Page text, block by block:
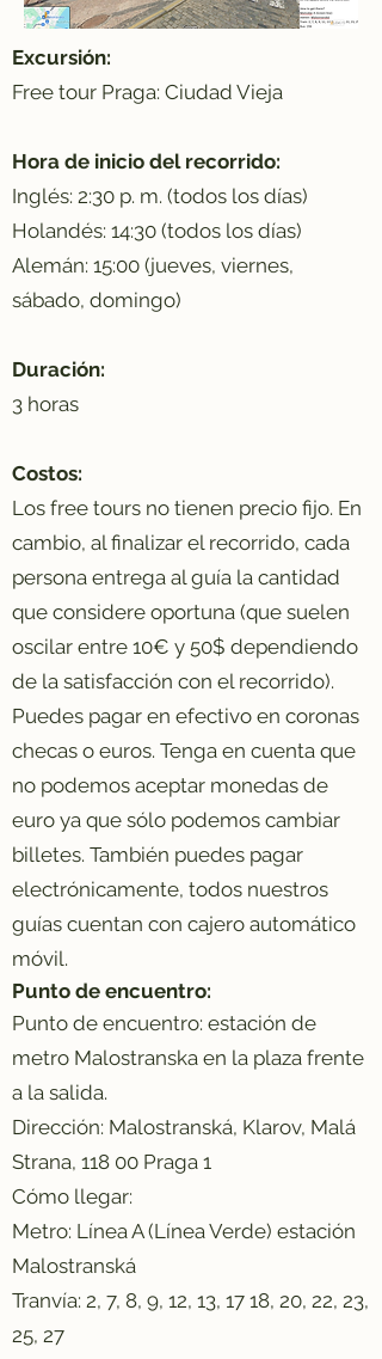
Excursión:
Free tour Praga: Ciudad Vieja
Hora de inicio del recorrido:
Inglés: 2:30 p. m. (todos los días)
Holandés: 14:30 (todos los días)
Alemán: 15:00 (jueves, viernes,
sábado, domingo)
Duración:
3 horas
Costos:
Los free tours no tienen precio fijo. En
cambio, al finalizar el recorrido, cada
persona entrega al guía la cantidad
que considere oportuna (que suelen
oscilar entre 10€ y 50$ dependiendo
de la satisfacción con el recorrido).
Puedes pagar en efectivo en coronas
checas o euros. Tenga en cuenta que
no podemos aceptar monedas de
euro ya que sólo podemos cambiar
billetes. También puedes pagar
electrónicamente, todos nuestros
guías cuentan con cajero automático
móvil.
Punto de encuentro:
Punto de encuentro: estación de
metro Malostranska en la plaza frente
a la salida.
Dirección: Malostranská, Klarov, Malá
Strana, 118 00 Praga 1
Cómo llegar:
Metro: Línea A (Línea Verde) estación
Malostranská
Tranvía: 2, 7, 8, 9, 12, 13, 17 18, 20, 22, 23,
25, 27